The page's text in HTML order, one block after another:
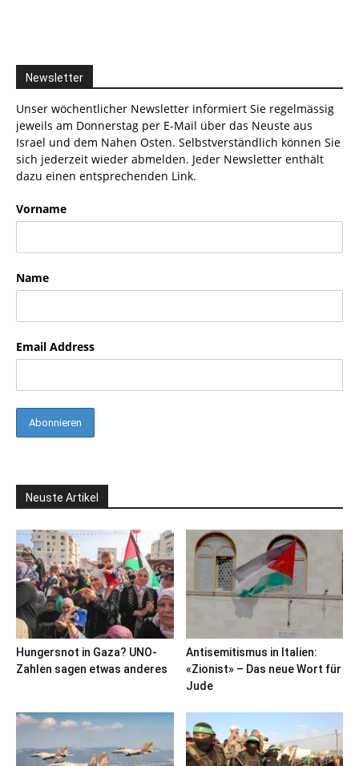
Newsletter
Unser wöchentlicher Newsletter informiert Sie regelmässig
jeweils am Donnerstag per E-Mail über das Neuste aus
Israel und dem Nahen Osten. Selbstverständlich können Sie
sich jederzeit wieder abmelden. Jeder Newsletter enthält
dazu einen entsprechenden Link.
Vorname
Name
Email Address
Neuste Artikel
Hungersnot in Gaza? UNO-
Zahlen sagen etwas anderes
Antisemitismus in Italien:
«Zionist» – Das neue Wort für
Jude